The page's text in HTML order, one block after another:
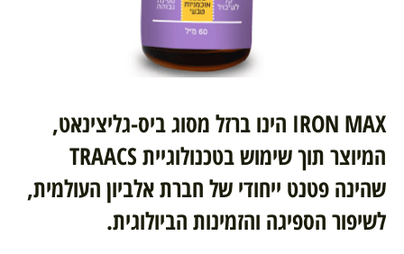
IRON MAX הינו ברזל מסוג ביס-גליצינאט,
המיוצר תוך שימוש בטכנולוגיית TRAACS
שהינה פטנט ייחודי של חברת אלביון העולמית,
לשיפור הספיגה והזמינות הביולוגית.